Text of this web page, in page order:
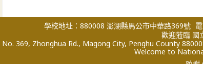
學校地址：880008 澎湖縣馬公市中華路369號
歡迎蒞臨 國
No. 369, Zhonghua Rd., Magong City, Penghu County
Welcome to